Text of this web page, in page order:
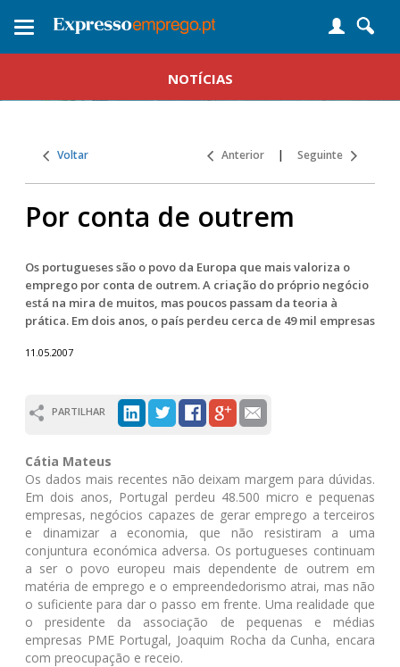
Toggle
NOTÍCIAS
Voltar Anterior | Seguinte
Por conta de outrem
Os portugueses são o povo da Europa que mais valoriza o
emprego por conta de outrem. A criação do próprio negócio
está na mira de muitos, mas poucos passam da teoria à
prática. Em dois anos, o país perdeu cerca de 49 mil empresas
11.05.2007
PARTILHAR
Cátia Mateus
Os dados mais recentes não deixam margem para dúvidas.
Em dois anos, Portugal perdeu 48.500 micro e pequenas
empresas, negócios capazes de gerar emprego a terceiros
e dinamizar a economia, que não resistiram a uma
conjuntura económica adversa. Os portugueses continuam
a ser o povo europeu mais dependente de outrem em
matéria de emprego e o empreendedorismo atrai, mas não
o suficiente para dar o passo em frente. Uma realidade que
o presidente da associação de pequenas e médias
empresas PME Portugal, Joaquim Rocha da Cunha, encara
com preocupação e receio.